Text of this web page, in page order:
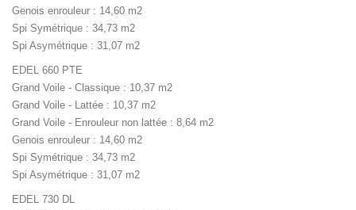
Genois enrouleur : 14,60 m2
Spi Symétrique : 34,73 m2
Spi Asymétrique : 31,07 m2
EDEL 660 PTE
Grand Voile - Classique : 10,37 m2
Grand Voile - Lattée : 10,37 m2
Grand Voile - Enrouleur non lattée : 8,64 m2
Genois enrouleur : 14,60 m2
Spi Symétrique : 34,73 m2
Spi Asymétrique : 31,07 m2
EDEL 730 DL